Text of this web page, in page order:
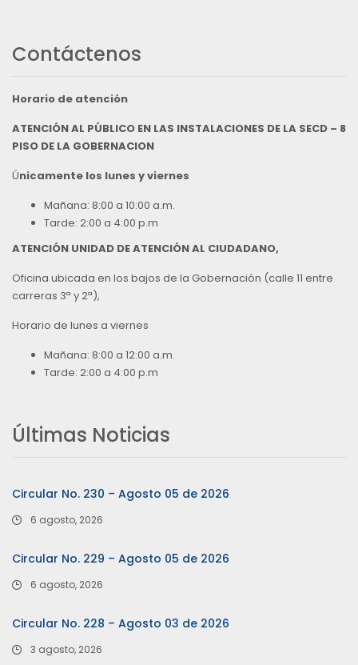
Contáctenos
Horario de atención
ATENCIÓN AL PÚBLICO EN LAS INSTALACIONES DE LA SECD – 8
PISO DE LA GOBERNACION
Únicamente los lunes y viernes
Mañana: 8:00 a 10:00 a.m.
Tarde: 2:00 a 4:00 p.m
ATENCIÓN UNIDAD DE ATENCIÓN AL CIUDADANO,
Oficina ubicada en los bajos de la Gobernación (calle 11 entre
carreras 3ª y 2ª),
Horario de lunes a viernes
Mañana: 8:00 a 12:00 a.m.
Tarde: 2:00 a 4:00 p.m
Últimas Noticias
Circular No. 230 – Agosto 05 de 2026
6 agosto, 2026
Circular No. 229 – Agosto 05 de 2026
6 agosto, 2026
Circular No. 228 – Agosto 03 de 2026
3 agosto, 2026